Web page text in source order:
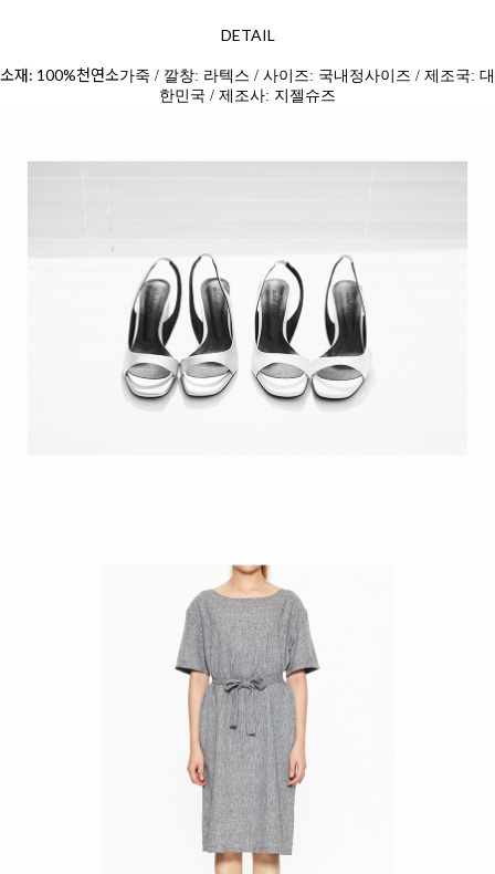
DETAIL
소재: 100%천연소가죽 / 깔창: 라텍스 / 사이즈: 국내정사이즈 / 제조국: 대
한민국 / 제조사: 지젤슈즈